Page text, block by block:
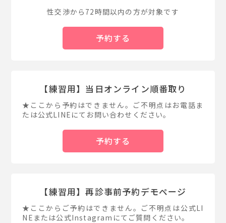
性交渉から72時間以内の方が対象です
予約する
【練習用】当日オンライン順番取り
★ここから予約はできません。ご不明点はお電話ま
たは公式LINEにてお問い合わせください。
予約する
【練習用】再診事前予約デモページ
★ここからご予約はできません。ご不明点は公式LI
NEまたは公式Instagramにてご質問ください。